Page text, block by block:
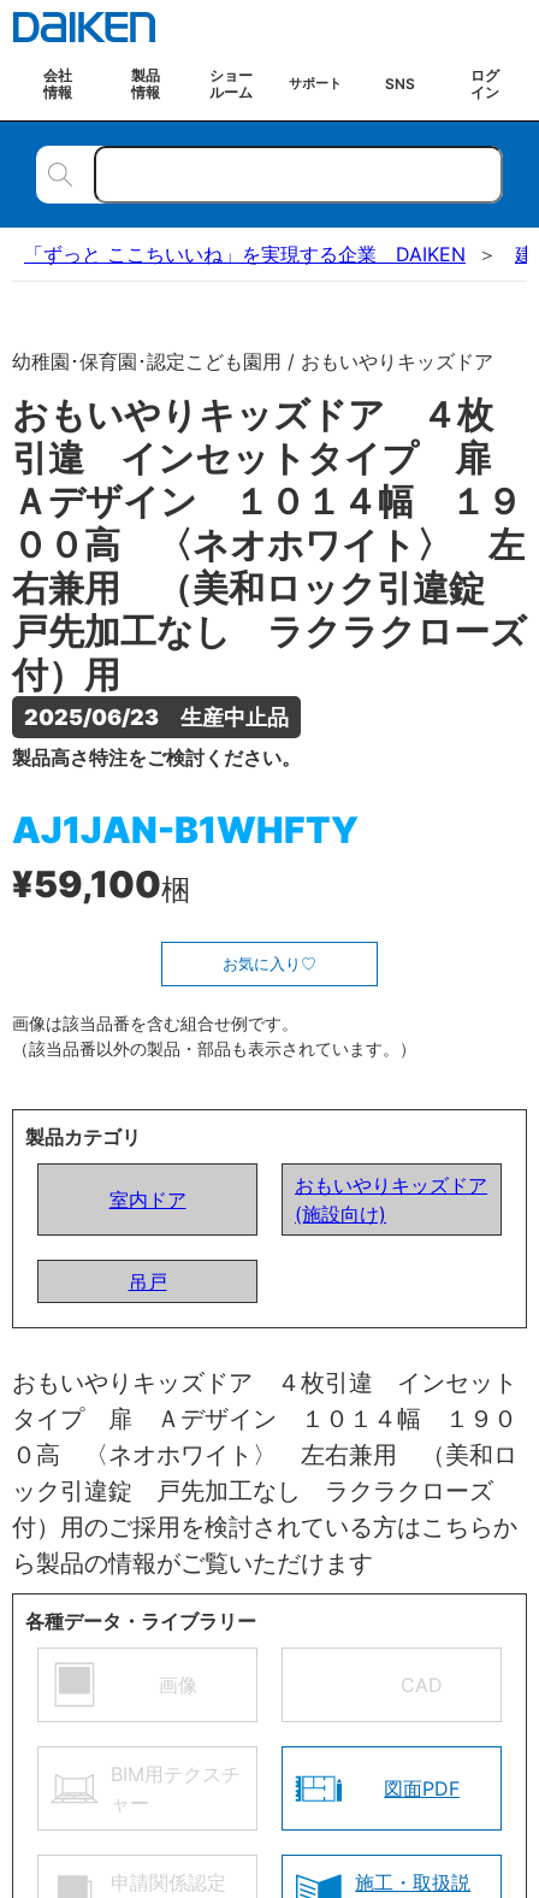
会社
情報
製品
情報
ショー
ルーム
サポート SNS
ログ
イン
「ずっと ここちいいね」を実現する企業 DAIKEN 建
幼稚園･保育園･認定こども園用 / おもいやりキッズドア
おもいやりキッズドア ４枚
引違 インセットタイプ 扉
Ａデザイン １０１４幅 １９
００高 〈ネオホワイト〉 左
右兼用 （美和ロック引違錠
戸先加工なし ラクラクローズ
付）用
2025/06/23　生産中止品
製品高さ特注をご検討ください。
AJ1JAN-B1WHFTY
¥59,100梱
お気に入り
画像は該当品番を含む組合せ例です。
（該当品番以外の製品・部品も表示されています。）
製品カテゴリ
室内ドア
おもいやりキッズドア
(施設向け)
吊戸
おもいやりキッズドア ４枚引違 インセット
タイプ 扉 Ａデザイン １０１４幅 １９０
０高 〈ネオホワイト〉 左右兼用 （美和ロ
ック引違錠 戸先加工なし ラクラクローズ
付）用のご採用を検討されている方はこちらか
ら製品の情報がご覧いただけます
各種データ・ライブラリー
画像 CAD
BIM用テクスチ
ャー
図面PDF
申請関係認定
施工・取扱説